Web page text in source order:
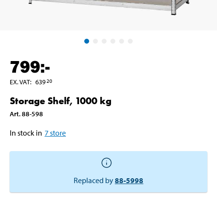
799:-
EX. VAT: 63920
Storage Shelf, 1000 kg
Art.88-598
In stock in 7store
Replaced by88-5998